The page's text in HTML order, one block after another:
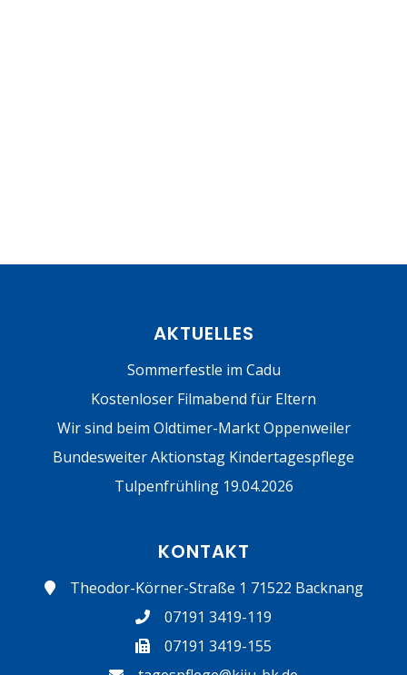
AKTUELLES
Sommerfestle im Cadu
Kostenloser Filmabend für Eltern
Wir sind beim Oldtimer-Markt Oppenweiler
Bundesweiter Aktionstag Kindertagespflege
Tulpenfrühling 19.04.2026
KONTAKT
Theodor-Körner-Straße 1 71522 Backnang
07191 3419-119
07191 3419-155